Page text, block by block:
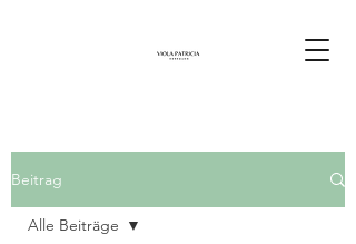
Beitrag
Alle Beiträge